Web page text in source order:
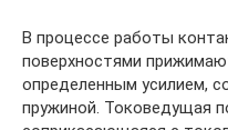
В процессе работы
поверхностями
определенным усилием,
пружиной. Токоведущая